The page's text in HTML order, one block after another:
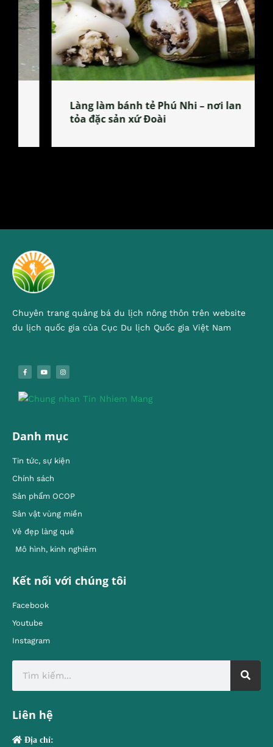
Làng làm bánh tẻ Phú Nhi – nơi lan
tỏa đặc sản xứ Đoài
Chuyên trang quảng bá du lịch nông thôn trên website
du lịch quốc gia của Cục Du lịch Quốc gia Việt Nam
Danh mục
Tin tức, sự kiện
Chính sách
Sản phẩm OCOP
Sản vật vùng miền
Vẻ đẹp làng quê
Mô hình, kinh nghiêm
Kết nối với chúng tôi
Facebook
Youtube
Instagram
Liên hệ
Địa chỉ: